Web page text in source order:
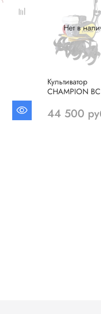
Нет в
Культиватор
CHAMPION
44 500